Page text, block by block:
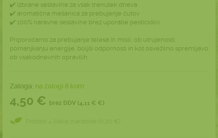
✔️ izbrane sestavine za vsak trenutek dneva
✔️ aromatična mešanica za prebujenje čutov
✔️ 100% naravne sestavine brez uporabe pesticidov
Priporočamo za prebujanje telesa in misli, ob utrujenosti,
pomanjkanju energije, boljši odpornosti in kot osvežilno spremljavo
ob vsakodnevnih opravilih.
Zaloga: na zalogi 8 kom
4,50 € brez DDV (4,11 € €)